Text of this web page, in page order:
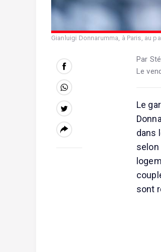
Gianluigi Donnarumma, à Paris, au
Par
Le
Le
dans
sont